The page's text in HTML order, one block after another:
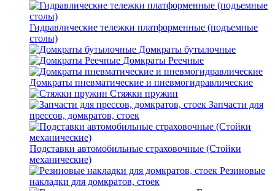
Гидравлические тележки платформенные (подъемные
столы)
Домкраты бутылочные
Домкраты Реечные
Домкраты пневматические и пневмогидравлические
Стяжки пружин
Запчасти для
прессов, домкратов, стоек
Подставки автомобильные страховочные (Стойки
механические)
Резиновые
накладки для домкратов, стоек